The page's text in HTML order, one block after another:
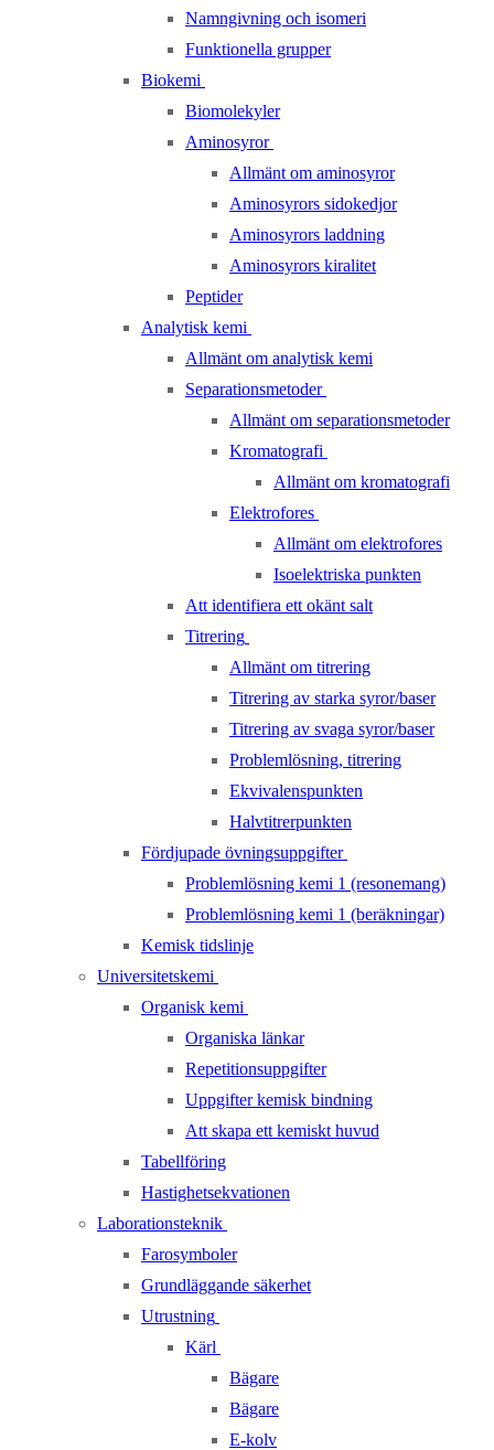
Namngivning och isomeri
Funktionella grupper
Biokemi
Biomolekyler
Aminosyror
Allmänt om aminosyror
Aminosyrors sidokedjor
Aminosyrors laddning
Aminosyrors kiralitet
Peptider
Analytisk kemi
Allmänt om analytisk kemi
Separationsmetoder
Allmänt om separationsmetoder
Kromatografi
Allmänt om kromatografi
Elektrofores
Allmänt om elektrofores
Isoelektriska punkten
Att identifiera ett okänt salt
Titrering
Allmänt om titrering
Titrering av starka syror/baser
Titrering av svaga syror/baser
Problemlösning, titrering
Ekvivalenspunkten
Halvtitrerpunkten
Fördjupade övningsuppgifter
Problemlösning kemi 1 (resonemang)
Problemlösning kemi 1 (beräkningar)
Kemisk tidslinje
Universitetskemi
Organisk kemi
Organiska länkar
Repetitionsuppgifter
Uppgifter kemisk bindning
Att skapa ett kemiskt huvud
Tabellföring
Hastighetsekvationen
Laborationsteknik
Farosymboler
Grundläggande säkerhet
Utrustning
Kärl
Bägare
Bägare
E-kolv